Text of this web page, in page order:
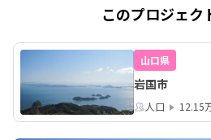
て紹介しています。ぜ
http://iwakuni-iju.jp/
content/uploads/2021/
chikakuni_3.pdf
このプロジェク
山口県
岩国市
人口 12.15